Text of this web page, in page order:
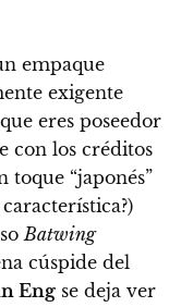
empaque
exigente
eres poseedor
con los créditos
toque “japonés”
Batwing
cúspide del
Eng se deja ver